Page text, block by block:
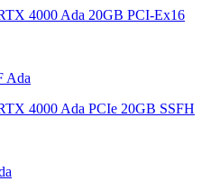
4000 Ada 20GB PCI-Ex16
Ada
4000 Ada PCIe 20GB SSFH